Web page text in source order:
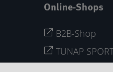
Online-Shops
B2B-Shop
TUNAP